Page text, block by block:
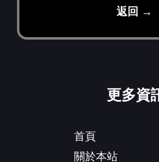
返回 →
更多資
首頁
關於本站